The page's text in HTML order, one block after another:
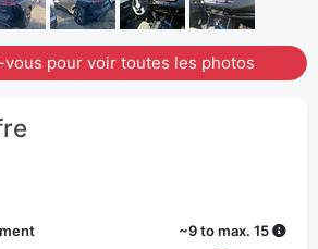
pour voir toutes les photos
~9 to max. 15